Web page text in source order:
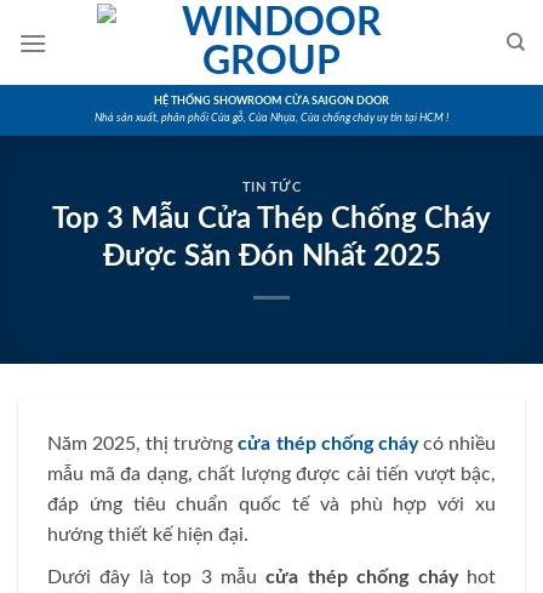
HỆ THỐNG SHOWROOM CỬA SAIGON DOOR
Nhà sản xuất, phân phối Cửa gỗ, Cửa Nhựa, Cửa chống cháy uy tín tại HCM !
TIN TỨC
Top 3 Mẫu Cửa Thép Chống Cháy
Được Săn Đón Nhất 2025
Năm 2025, thị trườngcửa thép chống cháycó nhiều
mẫu mã đa dạng, chất lượng được cải tiến vượt bậc,
đáp ứng tiêu chuẩn quốc tế và phù hợp với xu
hướng thiết kế hiện đại.
Dưới đây là top 3 mẫucửa thép chống cháyhot